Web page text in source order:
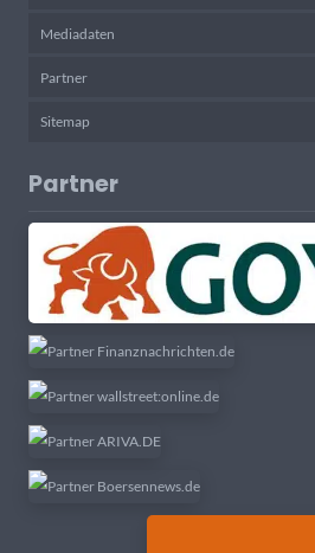
Mediadaten
Partner
Sitemap
Partner